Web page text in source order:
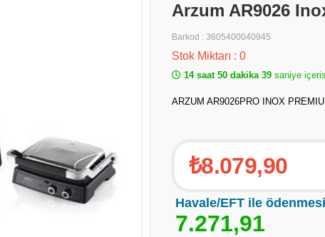
Arzum AR9026
Barkod : 3605400040945
Stok Miktarı : 0
14 saat 50 dakika 38 saniye
ARZUM AR9026PRO INOX
₺8.079,90
Havale/EFT ile
7.271,91